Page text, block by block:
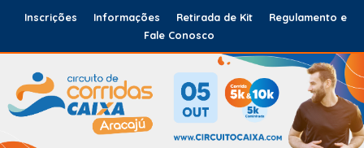
Inscrições Informações Retirada de Kit
Regulamento e
Fale Conosco